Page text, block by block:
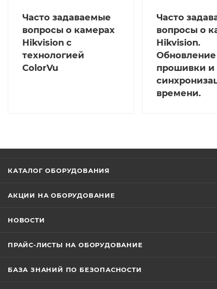
Часто задаваемые
вопросы о камерах
Hikvision с
технологией
ColorVu
Часто
вопросы о
Hikvision.
Обновление
прошивки и
времени.
КАТАЛОГ ОБОРУДОВАНИЯ
АКЦИИ НА ОБОРУДОВАНИЕ
НОВОСТИ
ПРАЙС-ЛИСТЫ НА ОБОРУДОВАНИЕ
БАЗА ЗНАНИЙ ПО БЕЗОПАСНОСТИ